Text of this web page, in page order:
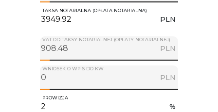
TAKSA NOTARIALNA (OPŁATA NOTARIALNA)
PLN
VAT OD TAKSY NOTARIALNEJ (OPŁATY NOTARIALNEJ)
PLN
WNIOSEK O WPIS DO KW
PLN
PROWIZJA
%